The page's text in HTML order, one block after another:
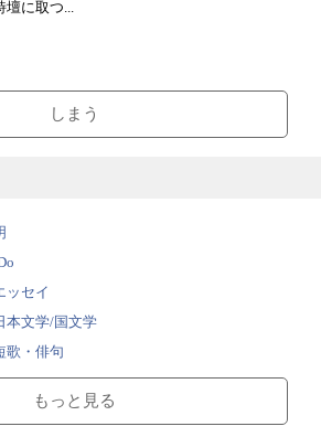
壇に取つ...
しまう
ッセイ
本文学/国文学
歌・俳句
> 無料文庫
もっと見る